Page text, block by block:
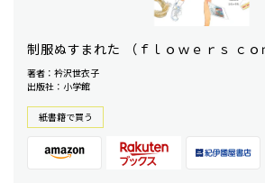
制服ぬすまれた （ｆｌｏｗｅｒｓ ｃｏ
著者：衿沢世衣子
出版社：小学館
紙書籍で買う